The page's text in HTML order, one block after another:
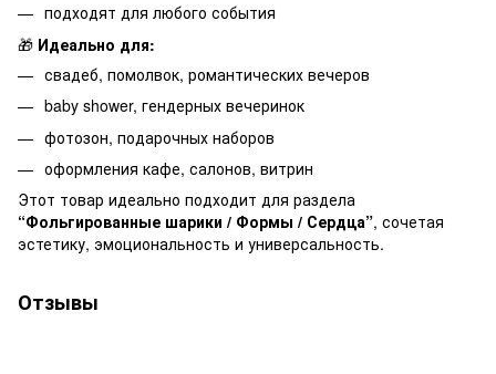
подходят для любого события
🎁 Идеально для:
свадеб, помолвок, романтических вечеров
baby shower, гендерных вечеринок
фотозон, подарочных наборов
оформления кафе, салонов, витрин
Этот товар идеально подходит для раздела
“Фольгированные шарики / Формы / Сердца”, сочетая
эстетику, эмоциональность и универсальность.
Отзывы